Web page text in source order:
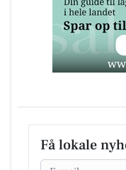
Få lokale
Email